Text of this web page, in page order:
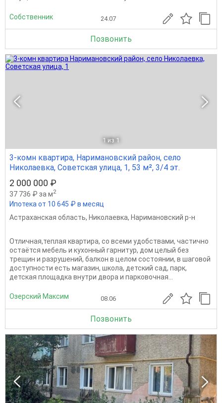
Собственник 24.07
Позвонить
1 из 1
3-комн квартира, Наримановский район, село
Николаевка, Советская улица, 1, 53 м², 3/4 эт.
2 000 000 ₽
37 736 ₽ за м2
Ипотека от 10 645 ₽ в месяц
Астраханская область, Николаевка, Наримановский р-н
Отличная,теплая квартира, со всеми удобствами, частично
остаётся мебель и кухонный гарнитур, дом целый без
трещин и разрушений, балкон в целом состоянии, в шаговой
доступности есть магазин, школа, детский сад, парк,
детская площадка внутри двора и парковочная...
Озерский Максим 08.06
Позвонить